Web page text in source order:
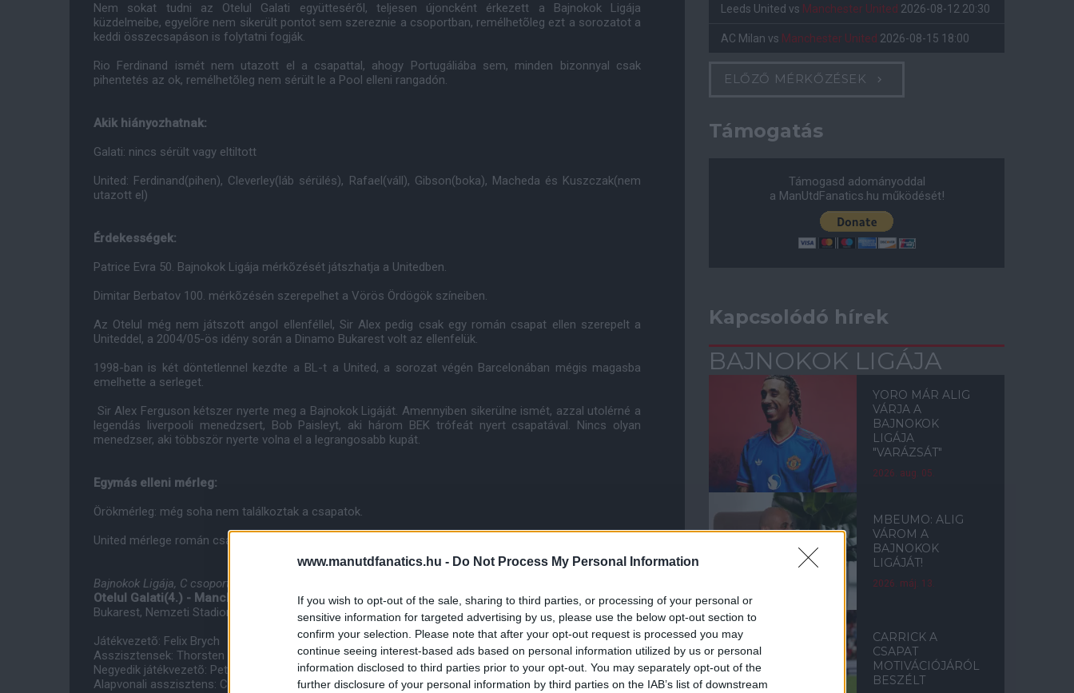
www.manutdfanatics.hu - Do Not Process My Personal Information
If you wish to opt-out of the sale, sharing to third parties, or processing of your personal or
sensitive information for targeted advertising by us, please use the below opt-out section to
confirm your selection. Please note that after your opt-out request is processed you may
continue seeing interest-based ads based on personal information utilized by us or personal
information disclosed to third parties prior to your opt-out. You may separately opt-out of the
further disclosure of your personal information by third parties on the IAB’s list of downstream
Nem sokat tudni az Otelul Galati együttesérõl, teljesen újoncként érkezett a Bajnokok Ligája
küzdelmeibe, egyelõre nem sikerült pontot sem szereznie a csoportban, remélhetõleg ezt a sorozatot a
keddi összecsapáson is folytatni fogják.
Rio Ferdinand ismét nem utazott el a csapattal, ahogy Portugáliába sem, minden bizonnyal csak
pihentetés az ok, remélhetõleg nem sérült le a Pool elleni rangadón.
Akik hiányozhatnak:
Galati: nincs sérült vagy eltiltott
United: Ferdinand(pihen), Cleverley(láb sérülés), Rafael(váll), Gibson(boka), Macheda és Kuszczak(nem
utazott el)
Érdekességek:
Patrice Evra 50. Bajnokok Ligája mérkõzését játszhatja a Unitedben.
Dimitar Berbatov 100. mérkõzésén szerepelhet a Vörös Ördögök színeiben.
Az Otelul még nem játszott angol ellenféllel, Sir Alex pedig csak egy román csapat ellen szerepelt a
Uniteddel, a 2004/05-ös idény során a Dinamo Bukarest volt az ellenfelük.
1998-ban is két döntetlennel kezdte a BL-t a United, a sorozat végén Barcelonában mégis magasba
emelhette a serleget.
Sir Alex Ferguson kétszer nyerte meg a Bajnokok Ligáját. Amennyiben sikerülne ismét, azzal utolérné a
legendás liverpooli menedzsert, Bob Paisleyt, aki három BEK trófeát nyert csapatával. Nincs olyan
menedzser, aki többször nyerte volna el a legrangosabb kupát.
Egymás elleni mérleg:
Örökmérleg: még soha nem találkoztak a csapatok.
United mérlege román csapat ellen: 2 mérkõzés, 2 gyõzelem, 5-1-es gólarány.
Bajnokok Ligája, C csoport
Otelul Galati(4.) - Manchester United(3.)
Bukarest, Nemzeti Stadion, 2011.10.18.20:45
Játékvezetõ: Felix Brych
Asszisztensek: Thorsten Schiffner és Mark Borsch
Negyedik játékvezetõ: Peter Gagelmann
Alapvonali asszisztens: Christian Dingert és Tobias Welz (mindannyian németek)
Leeds United vs Manchester United 2026-08-12 20:30
AC Milan vs Manchester United 2026-08-15 18:00
ELŐZŐ MÉRKŐZÉSEK
Támogatás
Támogasd adományoddal
a ManUtdFanatics.hu működését!
Kapcsolódó hírek
BAJNOKOK LIGÁJA
YORO MÁR ALIG
VÁRJA A
BAJNOKOK
LIGÁJA
"VARÁZSÁT"
2026. aug. 05.
MBEUMO: ALIG
VÁROM A
BAJNOKOK
LIGÁJÁT!
2026. máj. 13.
CARRICK A
CSAPAT
MOTIVÁCIÓJÁRÓL
BESZÉLT